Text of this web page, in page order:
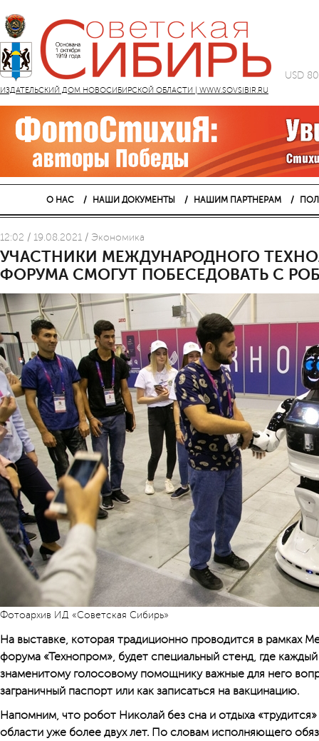
ИЗДАТЕЛЬСКИЙ ДОМ НОВОСИБИРСКОЙ ОБЛАСТИ | WWW.SOVSIBIR.RU
USD
О НАС НАШИ ДОКУМЕНТЫ НАШИМ ПАРТНЕРАМ
12:02 / 19.08.2021 / Экономика
УЧАСТНИКИ МЕЖДУНАРОДНОГО
ФОРУМА СМОГУТ ПОБЕСЕДОВАТЬ С
Фотоархив ИД «Советская Сибирь»
На выставке, которая традиционно проводится в рамках
форума «Технопром», будет специальный стенд, где
знаменитому голосовому помощнику важные для него
заграничный паспорт или как записаться на вакцинацию.
Напомним, что робот Николай без сна и отдыха
области уже более двух лет. По словам исполняющего